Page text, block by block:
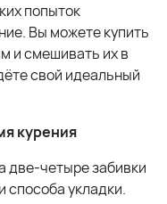
попыток
Вы можете купить
и смешивать их в
свой идеальный
курения
две-четыре забивки
способа укладки.